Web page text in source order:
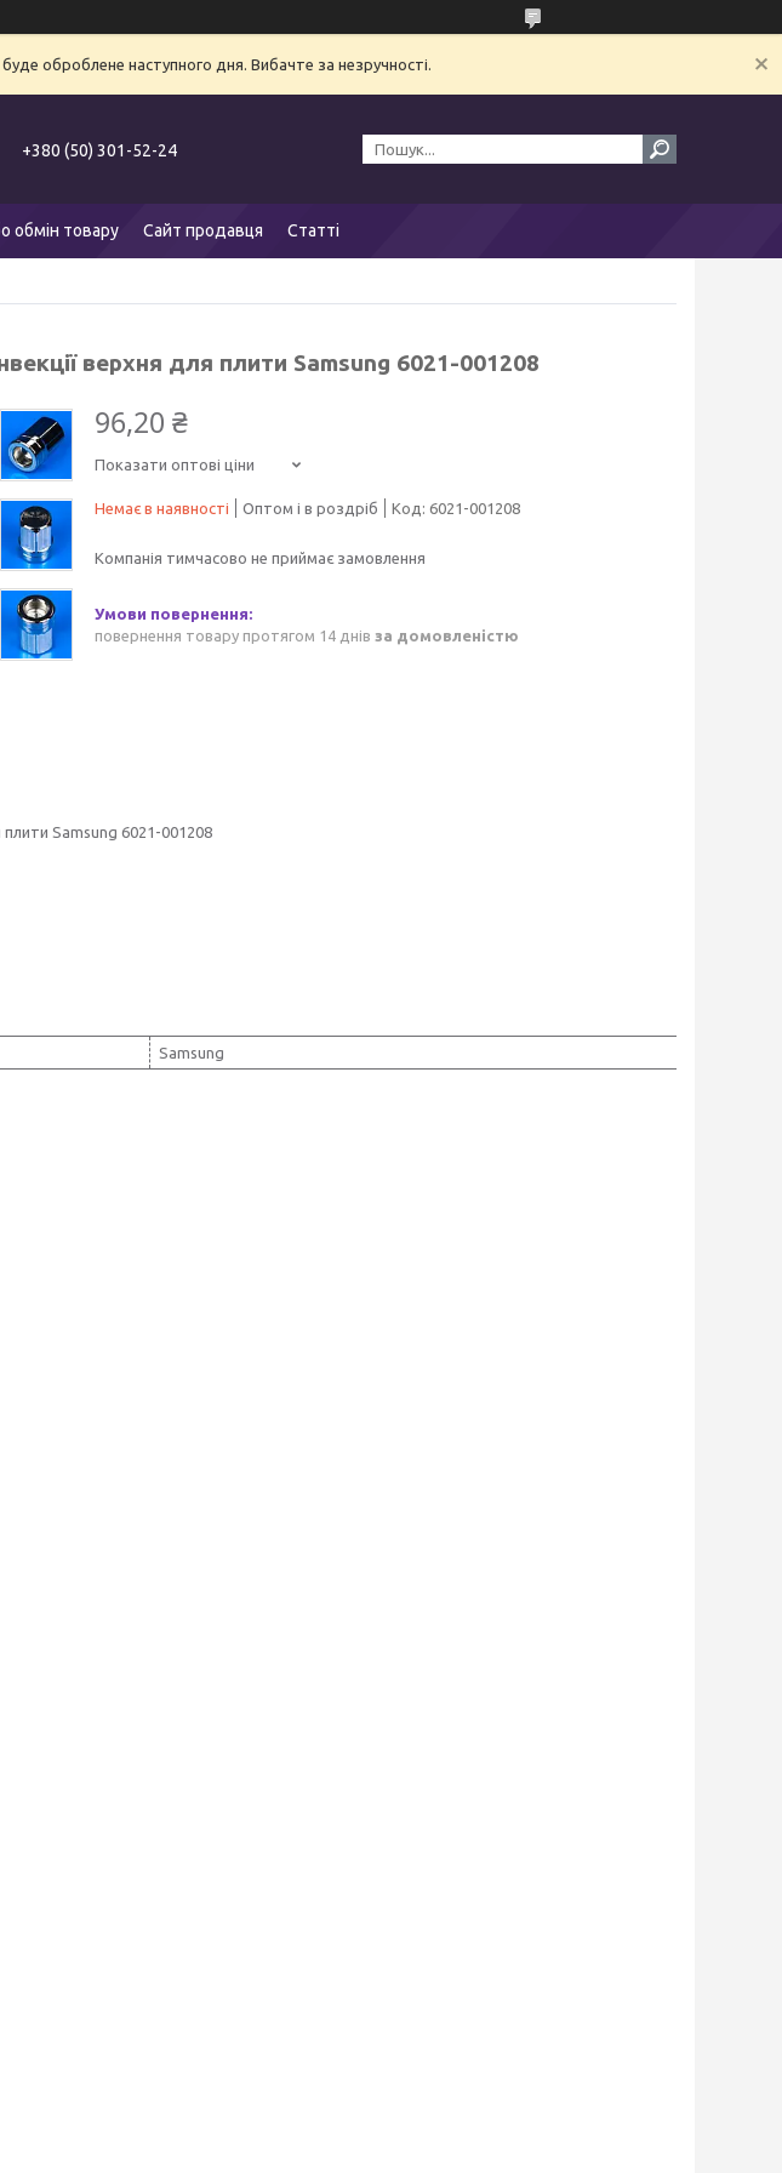
оброблене наступного дня. Вибачте за незручності.
+380 (50) 301-52-24
обмін товару Сайт продавця Статті
верхня для плити Samsung 6021-001208
96,20 ₴
Показати оптові ціни
Немає в наявності Оптом і в роздріб Код: 6021-001208
Компанія тимчасово не приймає замовлення
повернення товару протягом 14 днів за домовленістю
Samsung 6021-001208
Samsung